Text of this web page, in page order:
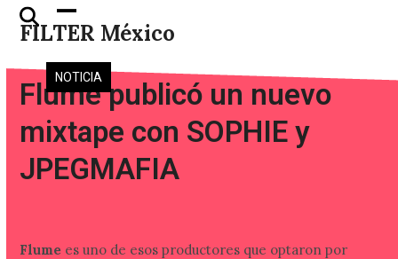
Skip
FILTER México
Open
mobile
menu
Close
mobile
menu
NOTICIA
Flume publicó un nuevo
mixtape con SOPHIE y
JPEGMAFIA
Flume es uno de esos productores que optaron por